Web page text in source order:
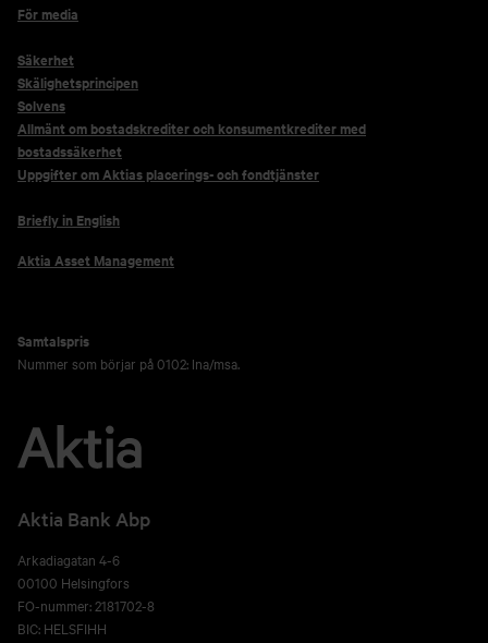
För media
Säkerhet
Skälighetsprincipen
Solvens
Allmänt om bostadskrediter och konsumentkrediter med
bostadssäkerhet
Uppgifter om Aktias placerings- och fondtjänster
Briefly in English
Aktia Asset Management
Samtalspris
Nummer som börjar på 0102: lna/msa.
Aktia Bank Abp
Arkadiagatan 4-6
00100 Helsingfors
FO-nummer: 2181702-8
BIC: HELSFIHH